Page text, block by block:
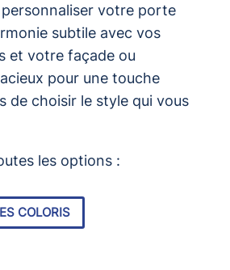
votre porte
subtile avec vos
et votre façade ou
pour une touche
de choisir le style qui vous
les options :
COLORIS